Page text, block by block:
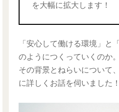
を大幅に拡大します！
「安心して働ける環境」と
のようにつくっていくのか。
その背景とねらいについて
に詳しくお話を伺いました！